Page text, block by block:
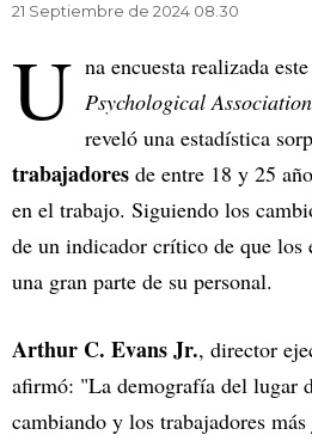
21 Septiembre de 2024 08.30
U na encuesta realizada
Psychological Association
reveló una estadística
trabajadores de entre 18 y 25
en el trabajo. Siguiendo los
de un indicador crítico de que los
una gran parte de su personal.
Arthur C. Evans Jr., director
afirmó: "La demografía del lugar
cambiando y los trabajadores